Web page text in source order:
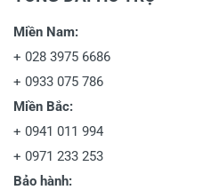
Miền Nam:
+ 028 3975 6686
+ 0933 075 786
Miền Bắc:
+ 0941 011 994
+ 0971 233 253
Bảo hành: